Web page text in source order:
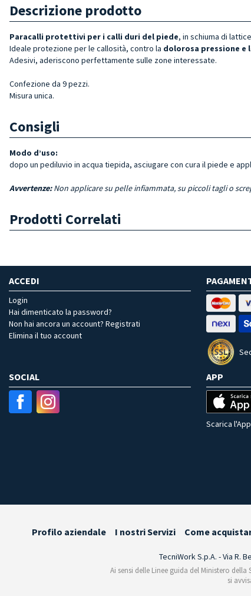
Descrizione prodotto
Paracalli protettivi per i calli duri del piede, in schiuma di
Ideale protezione per le callosità, contro la dolorosa pressione e
Adesivi, aderiscono perfettamente sulle zone interessate.
Confezione da 9 pezzi.
Misura unica.
Consigli
Modo d’uso:
dopo un pediluvio in acqua tiepida, asciugare con cura il piede e
Avvertenze: Non applicare su pelle infiammata, su piccoli tagli o
Prodotti Correlati
ACCEDI
Login
Hai dimenticato la password?
Non hai ancora un account? Registrati
Elimina il tuo account
SOCIAL APP
Scarica
Profilo aziendale I nostri Servizi Come
TecniWork S.p.A. - Via R.
Ai sensi delle Linee guida del Ministero
si